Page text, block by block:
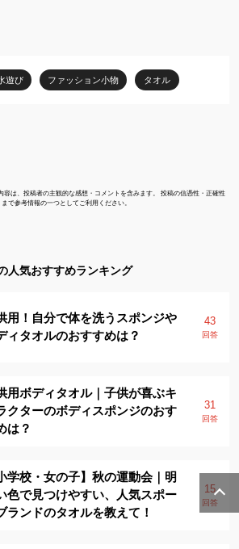
遊び ファッション小物 タオル
容は、投稿者の主観的な感想・コメントを含みます。 投稿の信憑性・正確性
で参考情報の一つとしてご利用ください。
人気おすすめランキング
用！自分で体を洗うスポンジや
ィタオルのおすすめは？
43
回答
用ボディタオル｜子供が喜ぶキ
クターのボディスポンジのおす
は？
31
回答
学校・女の子】秋の運動会｜明
色で見つけやすい、人気スポー
ランドのタオルを教えて！
15
回答